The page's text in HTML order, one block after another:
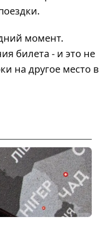
момент.
билета - и это не
на другое место в